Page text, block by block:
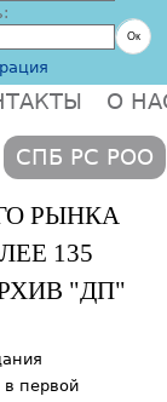
О
СПБ РС РОО
РЫНКА
135
"ДП"
в первой